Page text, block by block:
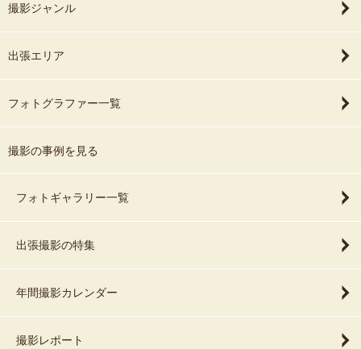
撮影ジャンル
出張エリア
フォトグラファー一覧
撮影の事例を見る
フォトギャラリー一覧
出張撮影の特集
年間撮影カレンダー
撮影レポート